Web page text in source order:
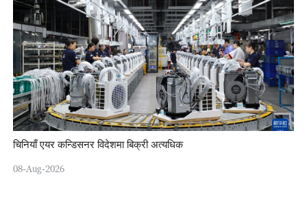
चिनियाँ एयर कन्डिसनर विदेशमा बिक्री अत्यधिक
08-Aug-2026